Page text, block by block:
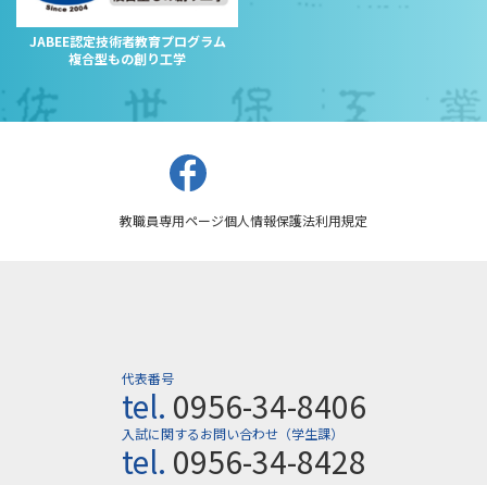
JABEE認定技術者教育プログラム
複合型もの創り工学
教職員専用ページ個人情報保護法利用規定
代表番号
tel. 0956-34-8406
入試に関するお問い合わせ（学生課）
tel. 0956-34-8428